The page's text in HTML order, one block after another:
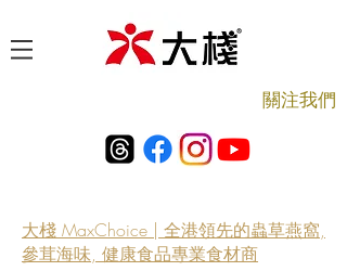
​關注我們
大棧 MaxChoice | 全港領先的蟲草燕窩,
參茸海味, 健康食品專業食材商